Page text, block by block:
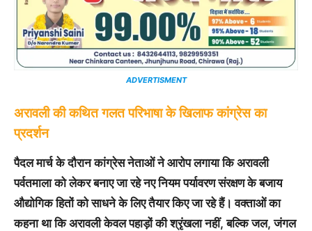
ADVERTISMENT
अरावली की कथित गलत परिभाषा के खिलाफ कांग्रेस का
प्रदर्शन
पैदल मार्च के दौरान कांग्रेस नेताओं ने आरोप लगाया कि अरावली
पर्वतमाला को लेकर बनाए जा रहे नए नियम पर्यावरण संरक्षण के बजाय
औद्योगिक हितों को साधने के लिए तैयार किए जा रहे हैं। वक्ताओं का
कहना था कि अरावली केवल पहाड़ों की श्रृंखला नहीं, बल्कि जल, जंगल